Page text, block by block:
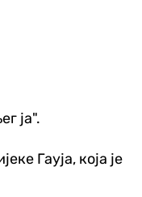
ја".
Гауја, која је